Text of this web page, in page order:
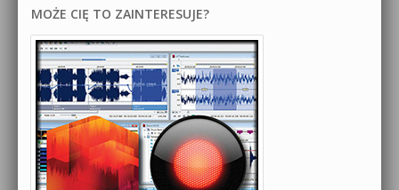
MOŻE CIĘ TO ZAINTERESUJE?